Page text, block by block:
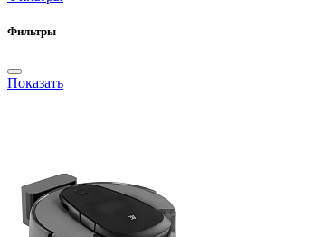
Фильтры
Показать